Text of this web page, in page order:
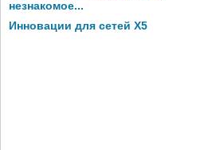
незнакомое...
Инновации для сетей X5